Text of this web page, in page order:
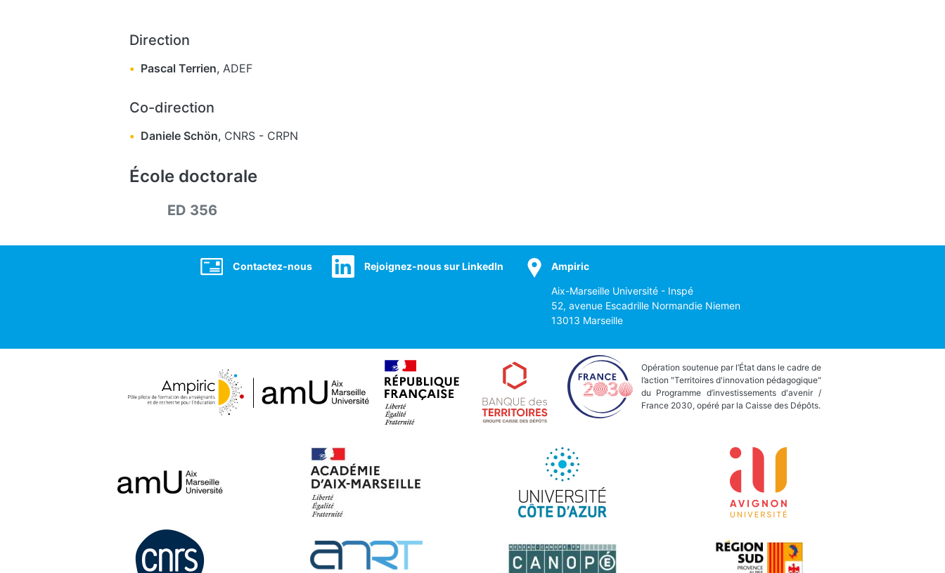
Direction
Pascal Terrien, ADEF
Co-direction
Daniele Schön, CNRS - CRPN
École doctorale
ED 356
SocialContactez-nous Rejoignez-nous sur LinkedIn Ampiric
Aix-Marseille Université - Inspé
52, avenue Escadrille Normandie Niemen
13013 Marseille
Opération soutenue par l’État dans le cadre de
l’action "Territoires d'innovation pédagogique"
du Programme d’investissements d'avenir /
France 2030, opéré par la Caisse des Dépôts.